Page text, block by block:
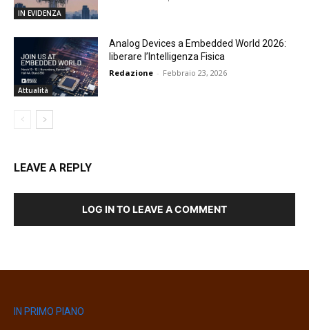
IN EVIDENZA
Attualità
Analog Devices a Embedded World 2026:
liberare l’Intelligenza Fisica
Redazione - Febbraio 23, 2026
LEAVE A REPLY
LOG IN TO LEAVE A COMMENT
IN PRIMO PIANO